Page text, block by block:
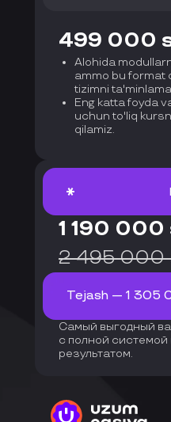
499 000
Alohida
ammo bu format
tizimni
Eng katta foyda
uchun to'liq
qilamiz.
1 190 000
2 495 000
Tejash — 1 305
Самый выгодный
с полной
результатом.